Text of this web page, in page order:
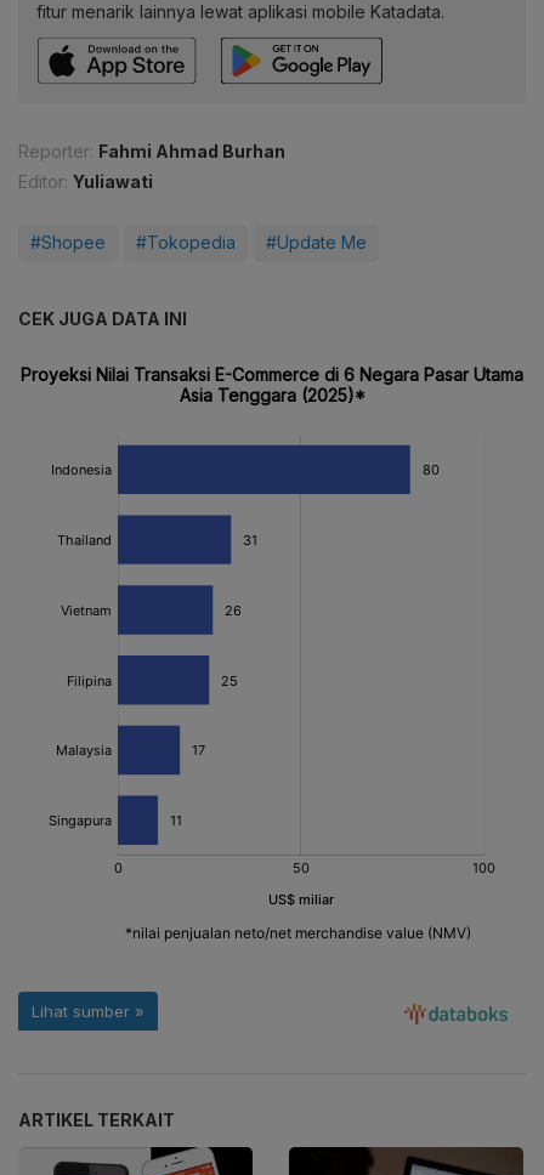
fitur menarik lainnya lewat aplikasi mobile Katadata.
Reporter: Fahmi Ahmad Burhan
Editor: Yuliawati
#Shopee #Tokopedia #Update Me
CEK JUGA DATA INI
ARTIKEL TERKAIT